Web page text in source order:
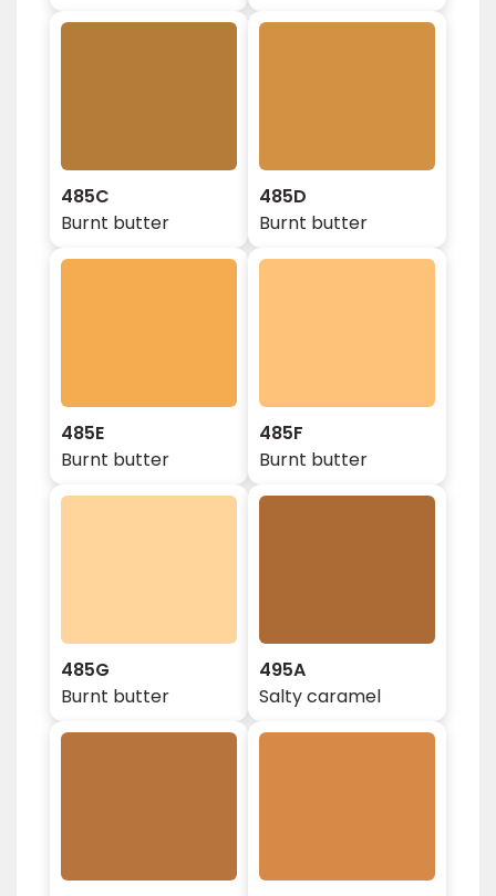
485C
Burnt butter
485D
Burnt butter
485E
Burnt butter
485F
Burnt butter
485G
Burnt butter
495A
Salty caramel